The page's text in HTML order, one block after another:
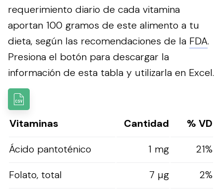
requerimiento diario de cada vitamina
aportan 100 gramos de este alimento a tu
dieta, según las recomendaciones de la FDA.
Presiona el botón para descargar la
información de esta tabla y utilizarla en Excel.
Vitaminas Cantidad
% VD
Ácido pantoténico
1 mg
21%
Folato, total
7 µg
2%